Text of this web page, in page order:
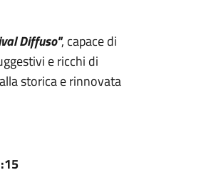
Diffuso", capace di
e ricchi di
storica e rinnovata